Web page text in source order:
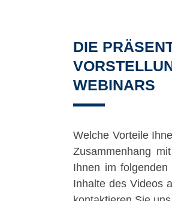
DIE
WEBINARS
Welche Vorteile
Zusammenhang
Ihnen im
Inhalte des Videos